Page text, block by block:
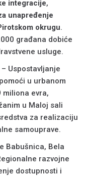
integracije,
unapređenje
okrugu.
građana dobiće
usluge.
Uspostavljanje
u urbanom
miliona evra,
u Maloj sali
za realizaciju
samouprave.
Babušnica, Bela
razvojne
dostupnosti i